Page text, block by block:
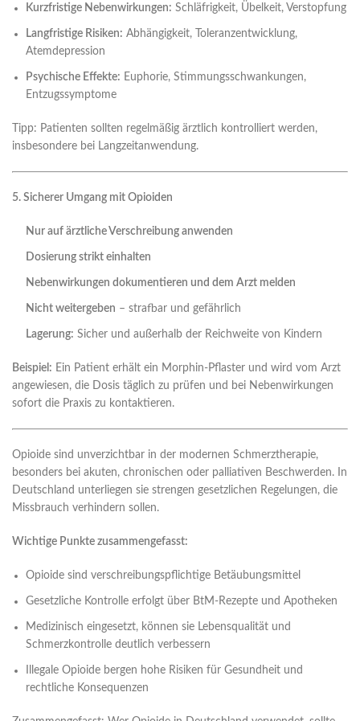
Kurzfristige Nebenwirkungen: Schläfrigkeit, Übelkeit, Verstopfung
Langfristige Risiken: Abhängigkeit, Toleranzentwicklung,
Atemdepression
Psychische Effekte: Euphorie, Stimmungsschwankungen,
Entzugssymptome
Tipp: Patienten sollten regelmäßig ärztlich kontrolliert werden,
insbesondere bei Langzeitanwendung.
5. Sicherer Umgang mit Opioiden
Nur auf ärztliche Verschreibung anwenden
Dosierung strikt einhalten
Nebenwirkungen dokumentieren und dem Arzt melden
Nicht weitergeben – strafbar und gefährlich
Lagerung: Sicher und außerhalb der Reichweite von Kindern
Beispiel: Ein Patient erhält ein Morphin-Pflaster und wird vom Arzt
angewiesen, die Dosis täglich zu prüfen und bei Nebenwirkungen
sofort die Praxis zu kontaktieren.
Opioide sind unverzichtbar in der modernen Schmerztherapie,
besonders bei akuten, chronischen oder palliativen Beschwerden. In
Deutschland unterliegen sie strengen gesetzlichen Regelungen, die
Missbrauch verhindern sollen.
Wichtige Punkte zusammengefasst:
Opioide sind verschreibungspflichtige Betäubungsmittel
Gesetzliche Kontrolle erfolgt über BtM-Rezepte und Apotheken
Medizinisch eingesetzt, können sie Lebensqualität und
Schmerzkontrolle deutlich verbessern
Illegale Opioide bergen hohe Risiken für Gesundheit und
rechtliche Konsequenzen